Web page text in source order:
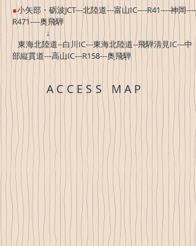
●小矢部・砺波JCT---北陸道---富山IC----R41----神岡----
R471----奥飛騨
↓
東海北陸道--白川IC---東海北陸道--飛騨清見IC---中
部縦貫道---高山IC---R158---奥飛騨
ACCESS MAP